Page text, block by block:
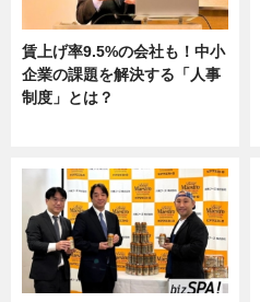
賃上げ率9.5%の会社も！中小
企業の課題を解決する「人事
制度」とは？